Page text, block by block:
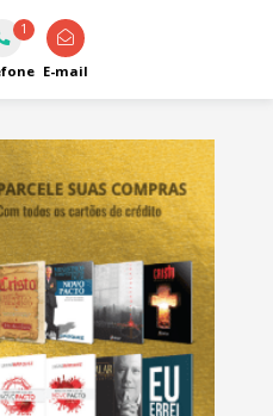
superior, de fácil
longa vida útil!!!
1
E-mail